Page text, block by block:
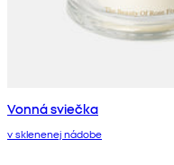
Vonná sviečka
v sklenenej nádobe